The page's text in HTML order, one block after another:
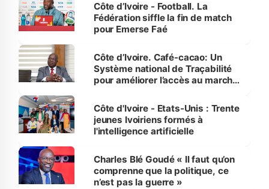
Côte d’Ivoire - Football. La
Fédération siffle la fin de match
pour Emerse Faé
Côte d’Ivoire. Café-cacao: Un
Système national de Traçabilité
pour améliorer l’accès au marché
Côte d'Ivoire - Etats-Unis : Trente
jeunes Ivoiriens formés à
l'intelligence artificielle
Charles Blé Goudé « Il faut qu’on
comprenne que la politique, ce
n’est pas la guerre »